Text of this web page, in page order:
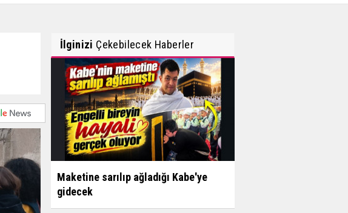
İlginizi Çekebilecek Haberler
Maketine sarılıp ağladığı Kabe'ye
gidecek